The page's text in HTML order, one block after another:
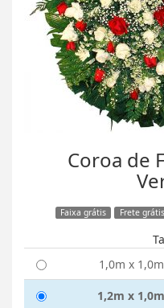
Coroa de
Faixa grátis Frete grátis
1,0m x 1,0m
1,2m x 1,0m